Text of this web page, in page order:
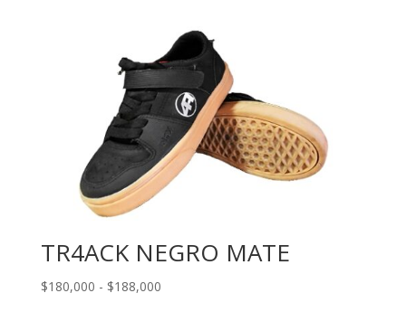
desde
$180,000
$188,000
TR4ACK NEGRO MATE
$180,000 - $188,000Rango